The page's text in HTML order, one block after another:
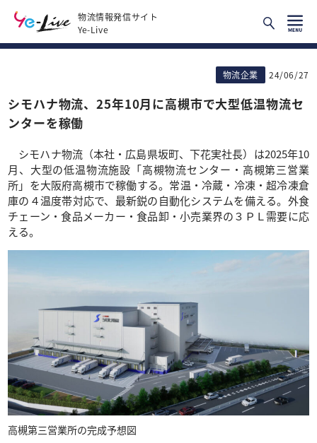
物流情報発信サイト
Ye-Live
物流企業 24/06/27
シモハナ物流、25年10月に高槻市で大型低温物流セ
ンターを稼働
シモハナ物流（本社・広島県坂町、下花実社長）は2025年10
月、大型の低温物流施設「高槻物流センター・高槻第三営業
所」を大阪府高槻市で稼働する。常温・冷蔵・冷凍・超冷凍倉
庫の４温度帯対応で、最新鋭の自動化システムを備える。外食
チェーン・食品メーカー・食品卸・小売業界の３ＰＬ需要に応
える。
高槻第三営業所の完成予想図